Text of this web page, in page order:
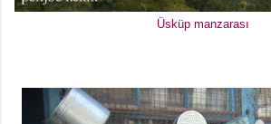
Üsküp manzarası